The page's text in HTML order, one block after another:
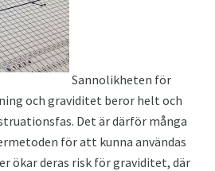
Sannolikheten för
och graviditet beror helt och
Det är därför många
för att kunna användas
ökar deras risk för graviditet, där